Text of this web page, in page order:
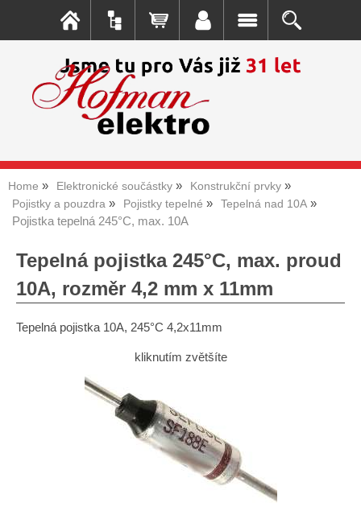
Home Elektronické součástky
Konstrukční prvky
Pojistky a pouzdra
Pojistky tepelné Tepelná nad 10A
Pojistka tepelná 245°C, max. 10A
Tepelná pojistka 245°C, max. proud
10A, rozměr 4,2 mm x 11mm
Tepelná pojistka 10A, 245°C 4,2x11mm
kliknutím zvětšíte